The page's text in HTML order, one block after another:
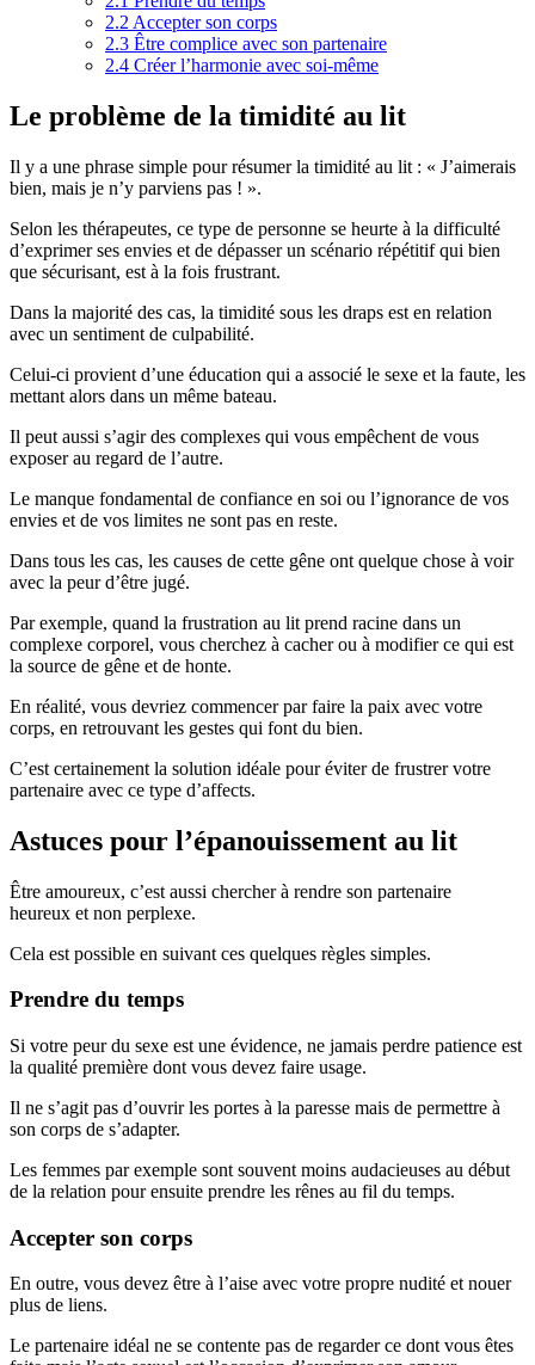
2.2 Accepter son corps
2.3 Être complice avec son partenaire
2.4 Créer l’harmonie avec soi-même
Le problème de la timidité au lit
Il y a une phrase simple pour résumer la timidité au lit : « J’aimerais
bien, mais je n’y parviens pas ! ».
Selon les thérapeutes, ce type de personne se heurte à la difficulté
d’exprimer ses envies et de dépasser un scénario répétitif qui bien
que sécurisant, est à la fois frustrant.
Dans la majorité des cas, la timidité sous les draps est en relation
avec un sentiment de culpabilité.
Celui-ci provient d’une éducation qui a associé le sexe et la faute, les
mettant alors dans un même bateau.
Il peut aussi s’agir des complexes qui vous empêchent de vous
exposer au regard de l’autre.
Le manque fondamental de confiance en soi ou l’ignorance de vos
envies et de vos limites ne sont pas en reste.
Dans tous les cas, les causes de cette gêne ont quelque chose à voir
avec la peur d’être jugé.
Par exemple, quand la frustration au lit prend racine dans un
complexe corporel, vous cherchez à cacher ou à modifier ce qui est
la source de gêne et de honte.
En réalité, vous devriez commencer par faire la paix avec votre
corps, en retrouvant les gestes qui font du bien.
C’est certainement la solution idéale pour éviter de frustrer votre
partenaire avec ce type d’affects.
Astuces pour l’épanouissement au lit
Être amoureux, c’est aussi chercher à rendre son partenaire
heureux et non perplexe.
Cela est possible en suivant ces quelques règles simples.
Prendre du temps
Si votre peur du sexe est une évidence, ne jamais perdre patience est
la qualité première dont vous devez faire usage.
Il ne s’agit pas d’ouvrir les portes à la paresse mais de permettre à
son corps de s’adapter.
Les femmes par exemple sont souvent moins audacieuses au début
de la relation pour ensuite prendre les rênes au fil du temps.
Accepter son corps
En outre, vous devez être à l’aise avec votre propre nudité et nouer
plus de liens.
Le partenaire idéal ne se contente pas de regarder ce dont vous êtes